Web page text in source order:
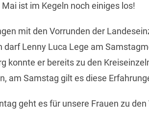
ist im Kegeln noch einiges los!
mit den Vorrunden der
darf Lenny Luca Lege am
konnte er bereits zu den
am Samstag gilt es diese
geht es für unsere Frauen zu